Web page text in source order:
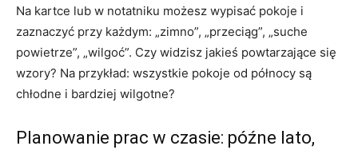
Na kartce lub w notatniku możesz wypisać pokoje i
zaznaczyć przy każdym: „zimno”, „przeciąg”, „suche
powietrze”, „wilgoć”. Czy widzisz jakieś powtarzające się
wzory? Na przykład: wszystkie pokoje od północy są
chłodne i bardziej wilgotne?
Planowanie prac w czasie: późne lato,